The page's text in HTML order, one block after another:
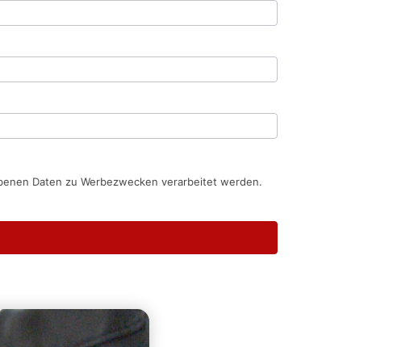
Daten zu Werbezwecken verarbeitet werden.